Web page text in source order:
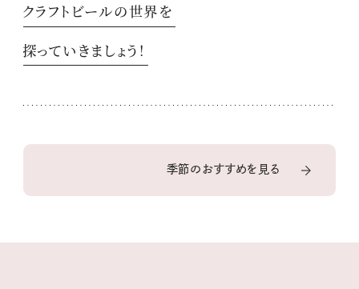
クラフトビールの世界を
探っていきましょう！
季節のおすすめを見る